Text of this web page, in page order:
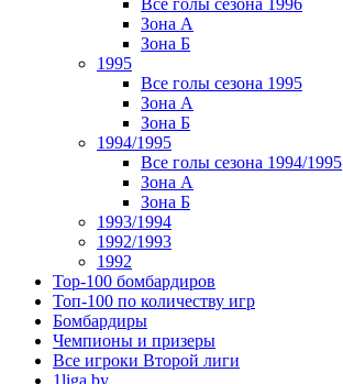
Все голы сезона 1996
Зона А
Зона Б
1995
Все голы сезона 1995
Зона А
Зона Б
1994/1995
Все голы сезона 1994/1995
Зона А
Зона Б
1993/1994
1992/1993
1992
Top-100 бомбардиров
Топ-100 по количеству игр
Бомбардиры
Чемпионы и призеры
Все игроки Второй лиги
1liga.by